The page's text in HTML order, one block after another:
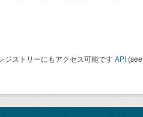
ジストリーにもアクセス可能ですAPI (see